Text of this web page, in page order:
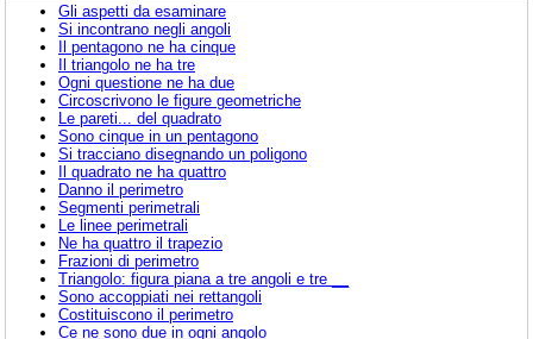
Gli aspetti da esaminare
Si incontrano negli angoli
Il pentagono ne ha cinque
Il triangolo ne ha tre
Ogni questione ne ha due
Circoscrivono le figure geometriche
Le pareti... del quadrato
Sono cinque in un pentagono
Si tracciano disegnando un poligono
Il quadrato ne ha quattro
Danno il perimetro
Segmenti perimetrali
Le linee perimetrali
Ne ha quattro il trapezio
Frazioni di perimetro
Triangolo: figura piana a tre angoli e tre __
Sono accoppiati nei rettangoli
Costituiscono il perimetro
Ce ne sono due in ogni angolo